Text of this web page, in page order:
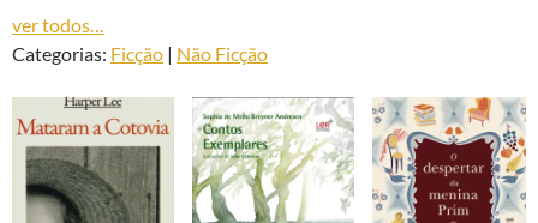
ver todos…
Categorias: Ficção | Não Ficção